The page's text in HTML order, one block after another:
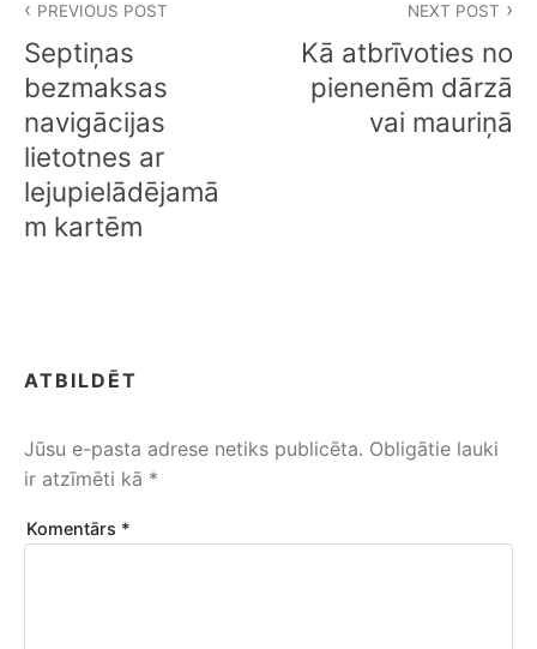
izvēlne
PREVIOUS POST
Septiņas
bezmaksas
navigācijas
lietotnes ar
lejupielādējamā
m kartēm
NEXT POST
Kā atbrīvoties no
pienenēm dārzā
vai mauriņā
ATBILDĒT
Jūsu e-pasta adrese netiks publicēta. Obligātie lauki
ir atzīmēti kā *
Komentārs *